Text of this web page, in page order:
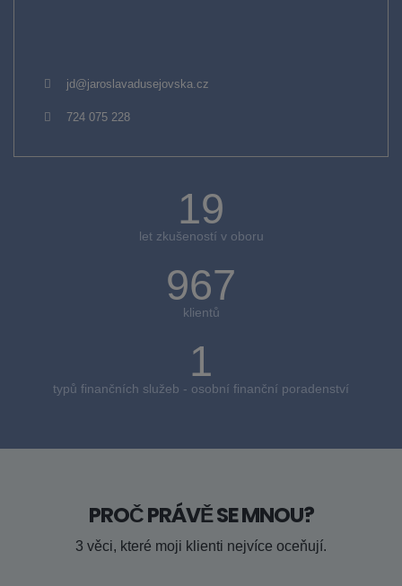
jd@jaroslavadusejovska.cz
724 075 228
20
let zkušeností v oboru
1000+
klientů
1
typů finančních služeb - osobní finanční poradenství
PROČ PRÁVĚ SE MNOU?
3 věci, které moji klienti nejvíce oceňují.